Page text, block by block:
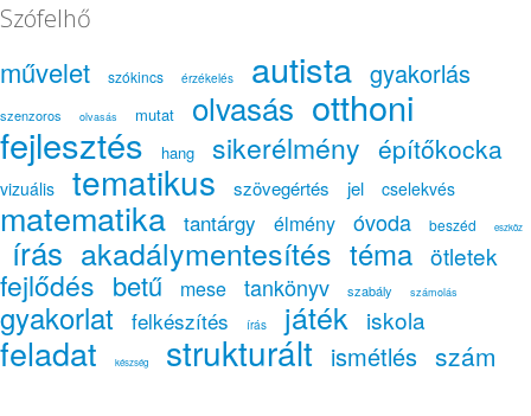
Szófelhő
művelet szókincs érzékelés autista gyakorlás
szenzoros olvasás mutat olvasás otthoni
fejlesztés hang sikerélmény építőkocka
vizuális tematikus szövegértés jel cselekvés
matematika tantárgy élmény óvoda beszéd eszköz
írás akadálymentesítés téma ötletek
fejlődés betű mese tankönyv szabály számolás
gyakorlat felkészítés írás játék iskola
feladat készség strukturált ismétlés szám